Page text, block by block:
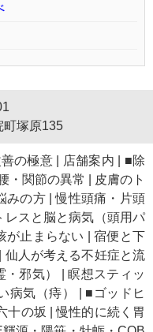
町塚原135
の極意 店舗案内
■除
・関節の異常
皮膚のト
みの方|慢性頭痛・片頭
スと脳と病気（頭用パ
が止まらない |宿便と下
仙人が考える不妊症と流
邪気） |瞑想スティッ
病気（痔）
■ゴッドヒ
十の坂 |慢性的に続く胃